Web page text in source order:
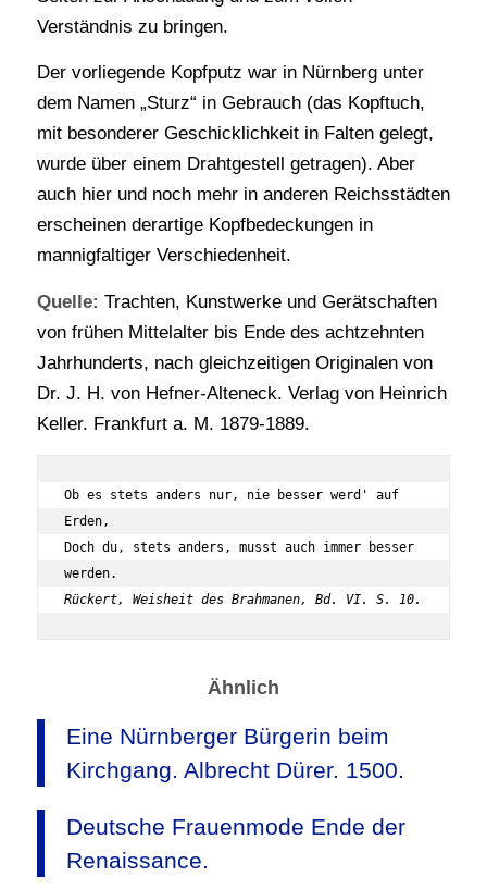
Verständnis zu bringen.
Der vorliegende Kopfputz war in Nürnberg unter
dem Namen „Sturz“ in Gebrauch (das Kopftuch,
mit besonderer Geschicklichkeit in Falten gelegt,
wurde über einem Drahtgestell getragen). Aber
auch hier und noch mehr in anderen Reichsstädten
erscheinen derartige Kopfbedeckungen in
mannigfaltiger Verschiedenheit.
Quelle: Trachten, Kunstwerke und Gerätschaften
von frühen Mittelalter bis Ende des achtzehnten
Jahrhunderts, nach gleichzeitigen Originalen von
Dr. J. H. von Hefner-Alteneck. Verlag von Heinrich
Keller. Frankfurt a. M. 1879-1889.
Ob es stets anders nur, nie besser werd' auf
Erden,
Doch du, stets anders, musst auch immer besser
Rückert, Weisheit des Brahmanen, Bd. VI. S. 10.
Ähnlich
Eine Nürnberger Bürgerin beim
Kirchgang. Albrecht Dürer. 1500.
Deutsche Frauenmode Ende der
Renaissance.